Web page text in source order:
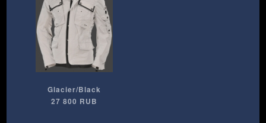
Glacier/Black
27 800 RUB